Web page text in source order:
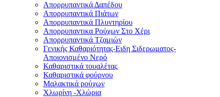
Απορρυπαντικά Δαπέδου
Απορρυπαντικά Πιάτων
Απορρυπαντικά Πλυντηρίου
Απορρυπαντικα Ρούχων Στο Χέρι
Απορρυπαντικά Τζαμιών
Γενικής Καθαριότητας-Ειδη Σιδερωματος-
Αποιονισμένο Νερό
Καθαριστικά τουαλέτας
Καθαριστικά φούρνου
Μαλακτικά ρούχων
Χλωρίνη -Χλώρια